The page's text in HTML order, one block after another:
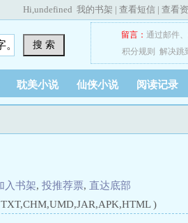
Hi,undefined 我的书架 | 查看短信 | 查看
搜 索
留言： 通过邮件、
积分规则
解决跳
耽美小说 仙侠小说 阅读记录
入书架, 投推荐票, 直达底部
)